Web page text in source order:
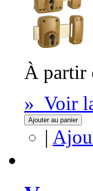
À partir
» Voir
Ajouter au panier
|